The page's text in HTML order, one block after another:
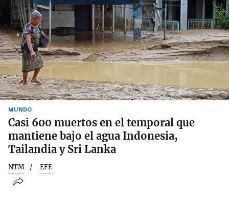
MUNDO
Casi 600 muertos en el temporal que
mantiene bajo el agua Indonesia,
Tailandia y Sri Lanka
NTM EFE